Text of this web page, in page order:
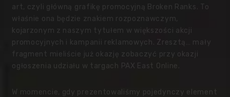
art, czyli główną grafikę promocyjną Broken Ranks. To
właśnie ona będzie znakiem rozpoznawczym,
kojarzonym z naszym tytułem w większości akcji
promocyjnych i kampanii reklamowych. Zresztą… mały
fragment mieliście już okazję zobaczyć przy okazji
ogłoszenia udziału w targach PAX East Online.
W momencie, gdy prezentowaliśmy pojedynczy element